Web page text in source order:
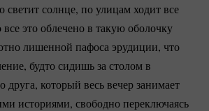
светит солнце, по улицам ходит все
это облечено в такую оболочку
лишенной пафоса эрудиции, что
будто сидишь за столом в
друга, который весь вечер занимает
историями, свободно переключаясь